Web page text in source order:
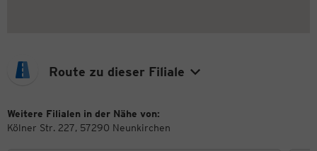
Route zu dieser Filiale
Weitere Filialen in der Nähe von:
Kölner Str. 227, 57290 Neunkirchen